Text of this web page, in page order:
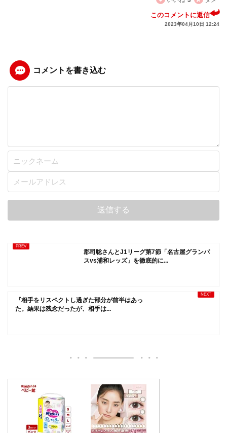
このコメントに返信
2023年04月10日 12:24
コメントを書き込む
郡司聡さんとJ1リーグ第7節「名古屋グランパ
スvs浦和レッズ」を徹底的に...
『相手をリスペクトし過ぎた部分が前半はあっ
た。結果は残念だったが、相手は...